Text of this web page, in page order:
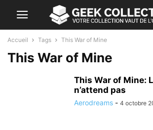
Accueil Tags This War of Mine
This War of Mine
This War of Mine:
n’attend pas
Aerodreams - 4 octobre